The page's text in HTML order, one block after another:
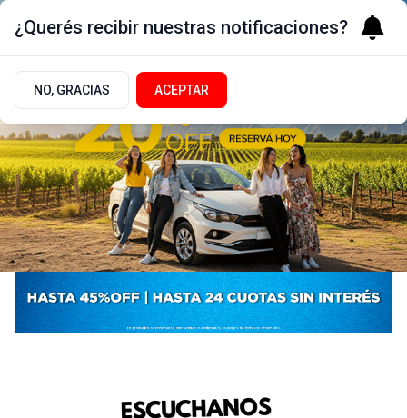
¿Querés recibir nuestras notificaciones?
NO, GRACIAS ACEPTAR